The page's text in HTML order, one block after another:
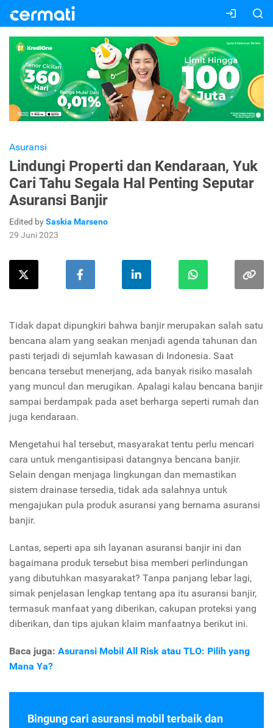
Asuransi
Lindungi Properti dan Kendaraan, Yuk
Cari Tahu Segala Hal Penting Seputar
Asuransi Banjir
Edited bySaskia Marseno
29 Juni 2023
Tidak dapat dipungkiri bahwa banjir merupakan salah satu
bencana alam yang seakan menjadi agenda tahunan dan
pasti terjadi di sejumlah kawasan di Indonesia. Saat
bencana tersebut menerjang, ada banyak risiko masalah
yang muncul dan merugikan. Apalagi kalau bencana banjir
sampai berdampak pada aset berharga seperti rumah dan
juga kendaraan.
Mengetahui hal tersebut, masyarakat tentu perlu mencari
cara untuk mengantisipasi datangnya bencana banjir.
Selain dengan menjaga lingkungan dan memastikan
sistem drainase tersedia, tidak ada salahnya untuk
mengajukan pula produk asuransi yang bernama asuransi
banjir.
Lantas, seperti apa sih layanan asuransi banjir ini dan
bagaimana produk tersebut bisa memberi perlindungan
yang dibutuhkan masyarakat? Tanpa panjang lebar lagi,
simak penjelasan lengkap tentang apa itu asuransi banjir,
termasuk manfaat yang diberikan, cakupan proteksi yang
diberikan, dan tips ajukan klaim manfaatnya berikut ini.
Baca juga: Asuransi Mobil All Risk atau TLO: Pilih yang
Mana Ya?
Bingung cari asuransi mobil terbaik dan